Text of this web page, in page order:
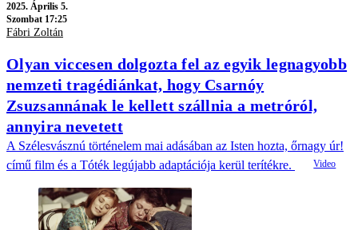
2025. Április 5.
Szombat 17:25
Fábri Zoltán
Olyan viccesen dolgozta fel az egyik legnagyobb
nemzeti tragédiánkat, hogy Csarnóy
Zsuzsannának le kellett szállnia a metróról,
annyira nevetett
A Szélesvásznú történelem mai adásában az Isten hozta, őrnagy úr!
című film és a Tóték legújabb adaptációja kerül terítékre.